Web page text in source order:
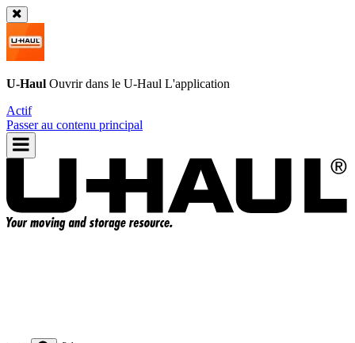
U-Haul Ouvrir dans le U-Haul L'application
Actif
Passer au contenu principal